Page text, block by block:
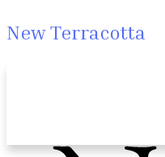
New Terracotta